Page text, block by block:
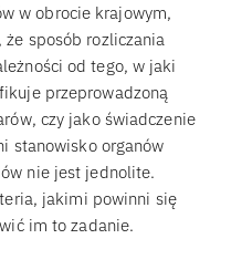
w obrocie krajowym,
sposób rozliczania
od tego, w jaki
przeprowadzoną
czy jako świadczenie
stanowisko organów
nie jest jednolite.
jakimi powinni się
im to zadanie.